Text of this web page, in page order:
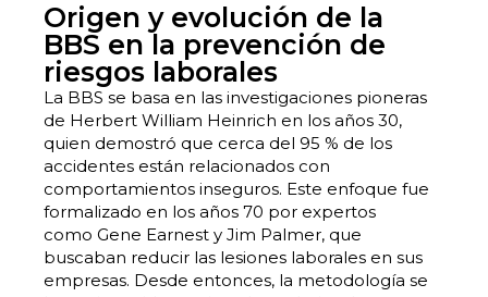
Origen y evolución de la
BBS en la prevención de
riesgos laborales
La BBS se basa en las investigaciones pioneras
de Herbert William Heinrich en los años 30,
quien demostró que cerca del 95 % de los
accidentes están relacionados con
comportamientos inseguros. Este enfoque fue
formalizado en los años 70 por expertos
como Gene Earnest y Jim Palmer, que
buscaban reducir las lesiones laborales en sus
empresas. Desde entonces, la metodología se